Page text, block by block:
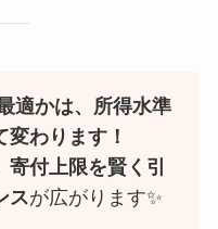
適かは、所得水準
わります！
寄付上限を賢く引
スが広がります✨